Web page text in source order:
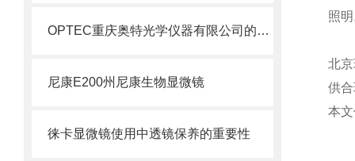
OPTEC重庆奥特光学仪器有限公司的公司简介B203生物显微镜
尼康E200州尼康生物显微镜
徕卡显微镜使用中透镜保养的重要性
照
北
供
本